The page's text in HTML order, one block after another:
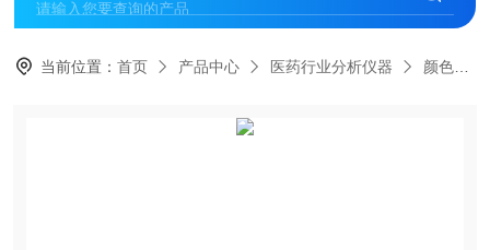
当前位置：首页 产品中心 医药行业分析仪器 颜色检查仪